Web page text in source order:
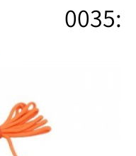
:0035